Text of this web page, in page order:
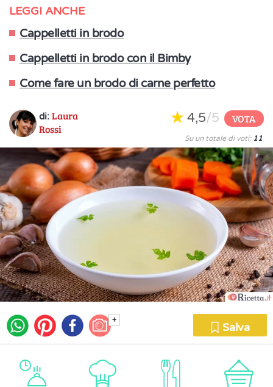
LEGGI ANCHE
Cappelletti in brodo
Cappelletti in brodo con il Bimby
Come fare un brodo di carne perfetto
di: Laura
Rossi
4,5/5 VOTA
Su un totale di voti: 11
+
Salva